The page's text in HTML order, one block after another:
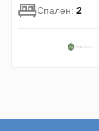
Спален: 2